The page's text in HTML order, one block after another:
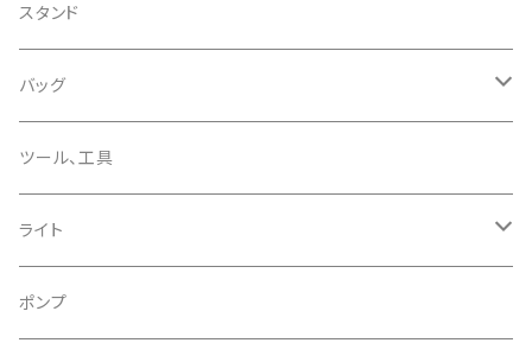
CHRIS KING/クリスキング
CHROMAG/クロマグ
CHROME/クローム
CONTINENTAL/コンチネンタル
CRANE/クレーン
リアディレーラー
チェーン
リムテープ
チューブレスバルブ/ バルブキャップ
シーラント
スタンド
バッグ
サドルバッグ
サコッシュ
バックパック
ツール、工具
ライト
フロントライト
ポンプ